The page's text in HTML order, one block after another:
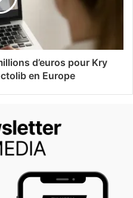
d’euros pour Kry
en Europe